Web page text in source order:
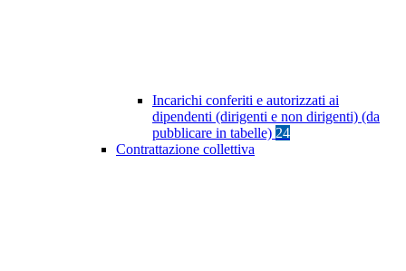
Incarichi conferiti e autorizzati ai
dipendenti (dirigenti e non dirigenti) (da
pubblicare in tabelle) 24
Contrattazione collettiva